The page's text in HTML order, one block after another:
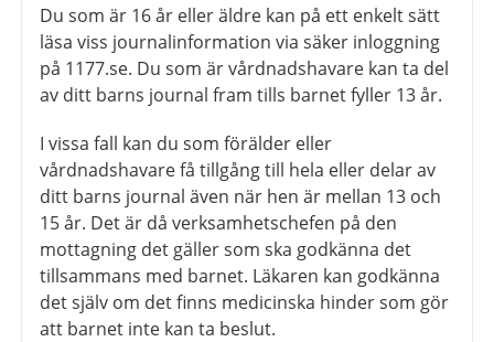
Du som är 16 år eller äldre kan på ett enkelt sätt
läsa viss journalinformation via säker inloggning
på 1177.se. Du som är vårdnadshavare kan ta del
av ditt barns journal fram tills barnet fyller 13 år.
I vissa fall kan du som förälder eller
vårdnadshavare få tillgång till hela eller delar av
ditt barns journal även när hen är mellan 13 och
15 år. Det är då verksamhetschefen på den
mottagning det gäller som ska godkänna det
tillsammans med barnet. Läkaren kan godkänna
det själv om det finns medicinska hinder som gör
att barnet inte kan ta beslut.